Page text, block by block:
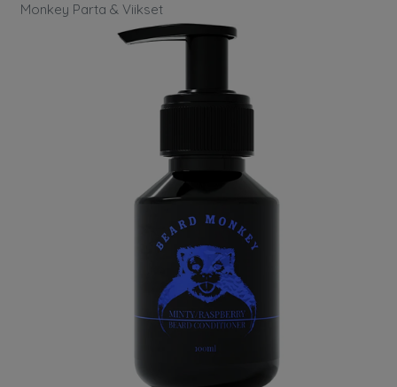
Monkey Parta & Viikset